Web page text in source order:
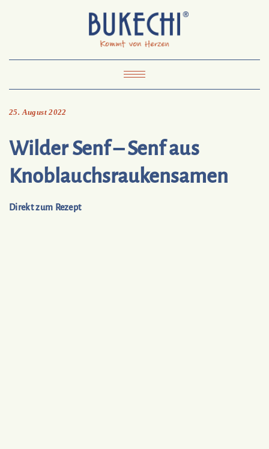
Pinterest
Mail
To
Bukechi
Impressum Datenschutz
Toggle
25. August 2022
Wilder Senf – Senf aus
Knoblauchsraukensamen
Direkt zum Rezept